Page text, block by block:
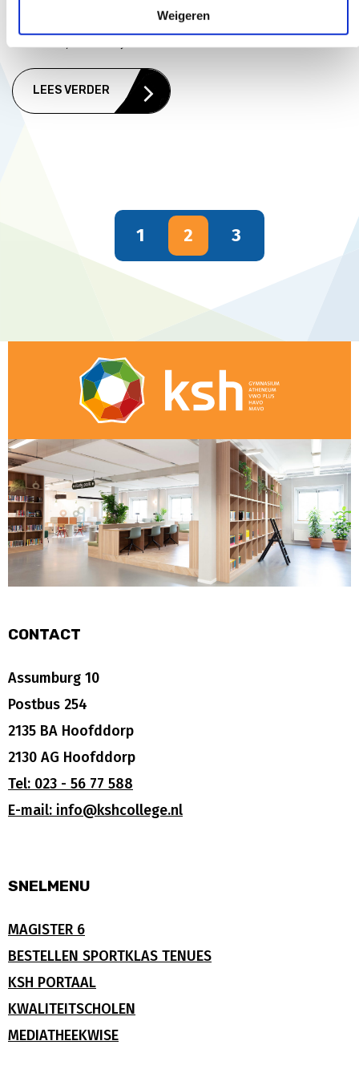
Weigeren
afwezigheid zijn terug te vinden in Magister. Ook het
LEES VERDER
1 2 3
CONTACT
Assumburg 10
Postbus 254
2135 BA Hoofddorp
2130 AG Hoofddorp
Tel: 023 - 56 77 588
E-mail: info@kshcollege.nl
SNELMENU
MAGISTER 6
BESTELLEN SPORTKLAS TENUES
KSH PORTAAL
KWALITEITSCHOLEN
MEDIATHEEKWISE